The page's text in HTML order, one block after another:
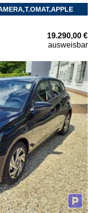
19.290,00 €
ausweisbar